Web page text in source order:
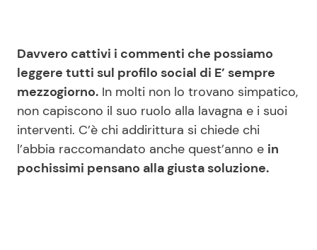
Redazione
Contattaci
Privacy Policy
Davvero cattivi i commenti che possiamo
leggere tutti sul profilo social di E’ sempre
mezzogiorno. In molti non lo trovano simpatico,
non capiscono il suo ruolo alla lavagna e i suoi
interventi. C’è chi addirittura si chiede chi
l’abbia raccomandato anche quest’anno e in
pochissimi pensano alla giusta soluzione.